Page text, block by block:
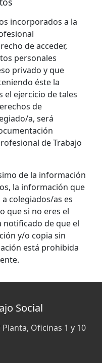
incorporados a la
de acceder,
personales
privado y que
éste la
el ejercicio de tales
de
a, será
de Trabajo
de la información
la información que
colegiados/as es
que si no eres el
notificado de que el
y/o copia sin
está prohibida
Social
Planta, Oficinas 1 y 10